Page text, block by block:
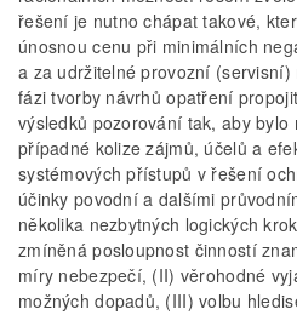
řešení je nutno chápat takové,
únosnou cenu při minimálních
a za udržitelné provozní
fázi tvorby návrhů opatření
výsledků pozorování tak, aby bylo
případné kolize zájmů, účelů a
systémových přístupů v řešení
účinky povodní a dalšími
několika nezbytných logických
zmíněná posloupnost činností
míry nebezpečí, (II) věrohodné
možných dopadů, (III) volbu